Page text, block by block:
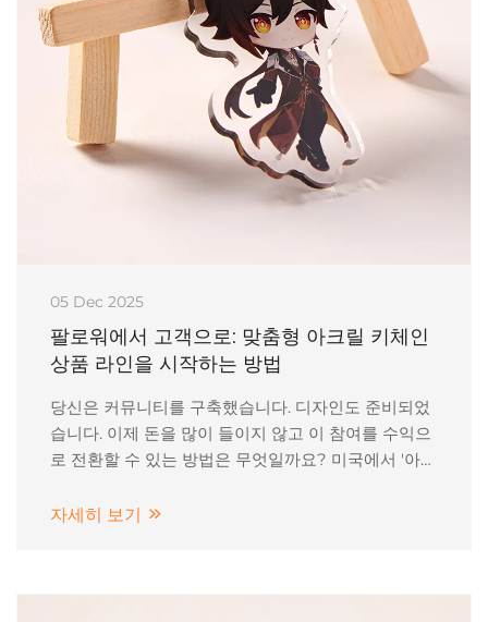
05 Dec 2025
팔로워에서 고객으로: 맞춤형 아크릴 키체인
상품 라인을 시작하는 방법
당신은 커뮤니티를 구축했습니다. 디자인도 준비되었
습니다. 이제 돈을 많이 들이지 않고 이 참여를 수익으
로 전환할 수 있는 방법은 무엇일까요? 미국에서 '아티
'무료 사은품'을 찾는 K팝 숍 주인이든...
자세히 보기